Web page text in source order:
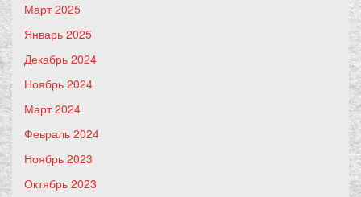
Март 2025
Январь 2025
Декабрь 2024
Ноябрь 2024
Март 2024
Февраль 2024
Ноябрь 2023
Октябрь 2023